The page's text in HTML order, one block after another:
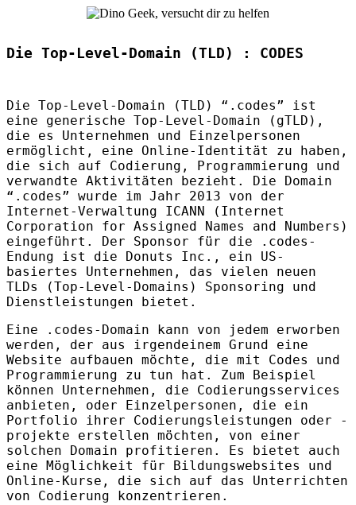
Die Top-Level-Domain (TLD) : CODES
Die Top-Level-Domain (TLD ) “.codes” ist
eine generische Top-Level-Domain (gTLD),
die es Unternehmen und Einzelpersonen
ermöglicht, eine Online-Identität zu haben,
die sich auf Codierung, Programmierung und
verwandte Aktivitäten bezieht. Die Domain
“.codes” wurde im Jahr 2013 von der
Internet-Verwaltung ICANN (Internet
Corporation for Assigned Names and Numbers)
eingeführt. Der Sponsor für die .codes-
Endung ist die Donuts Inc., ein US-
basiertes Unternehmen, das vielen neuen
TLDs (Top-Level-Domains) Sponsoring und
Dienstleistungen bietet.
Eine .codes-Domain kann von jedem erworben
werden, der aus irgendeinem Grund eine
Website aufbauen möchte, die mit Codes und
Programmierung zu tun hat. Zum Beispiel
können Unternehmen, die Codierungsservices
anbieten, oder Einzelpersonen, die ein
Portfolio ihrer Codierungsleistungen oder -
projekte erstellen möchten, von einer
solchen Domain profitieren. Es bietet auch
eine Möglichkeit für Bildungswebsites und
Online-Kurse, die sich auf das Unterrichten
von Codierung konzentrieren.